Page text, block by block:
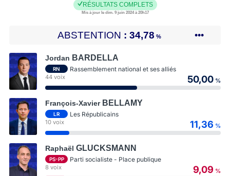
RÉSULTATS COMPLETS
Mis à jour le dim. 9 juin 2024 à 20h17
ABSTENTION 34,78 % •••
Jordan BARDELLA
RN Rassemblement national et ses alliés
44 voix 50,00 %
François-Xavier BELLAMY
LR Les Républicains
10 voix 11,36 %
Raphaël GLUCKSMANN
PS-PP Parti socialiste - Place publique
8 voix 9,09 %